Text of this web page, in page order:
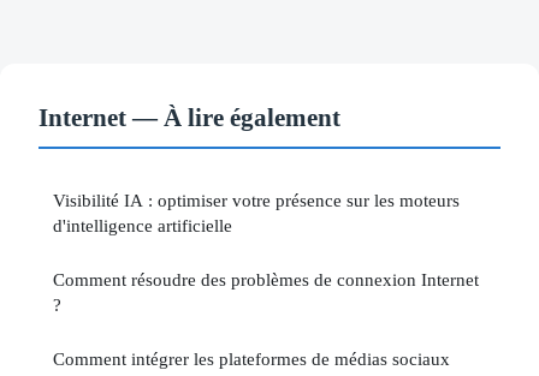
Internet — À lire également
Visibilité IA : optimiser votre présence sur les moteurs
d'intelligence artificielle
Comment résoudre des problèmes de connexion Internet
?
Comment intégrer les plateformes de médias sociaux